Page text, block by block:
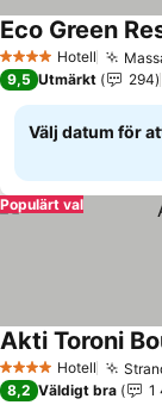
4 StjärnorHotell
Eco Green
9,5 Utmärkt 294
Välj datum för
Populärt val
4 StjärnorHotell
Akti Toroni
8,2 Väldigt bra 1